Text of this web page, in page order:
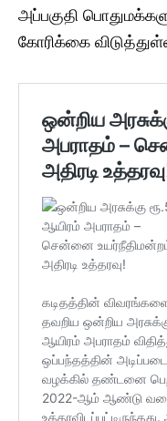
அப்பகுதி
கோரிக்கை